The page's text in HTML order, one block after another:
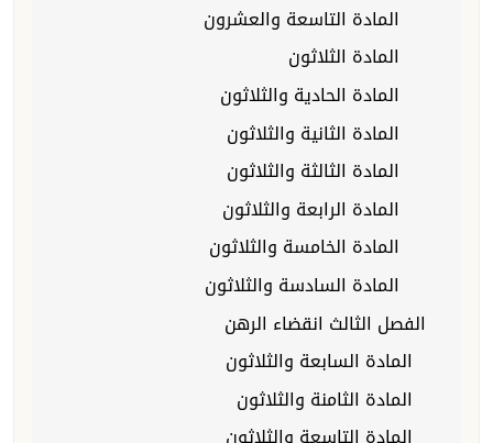
المادة التاسعة والعشرون
المادة الثلاثون
المادة الحادية والثلاثون
المادة الثانية والثلاثون
المادة الثالثة والثلاثون
المادة الرابعة والثلاثون
المادة الخامسة والثلاثون
المادة السادسة والثلاثون
الفصل الثالث انقضاء الرهن
المادة السابعة والثلاثون
المادة الثامنة والثلاثون